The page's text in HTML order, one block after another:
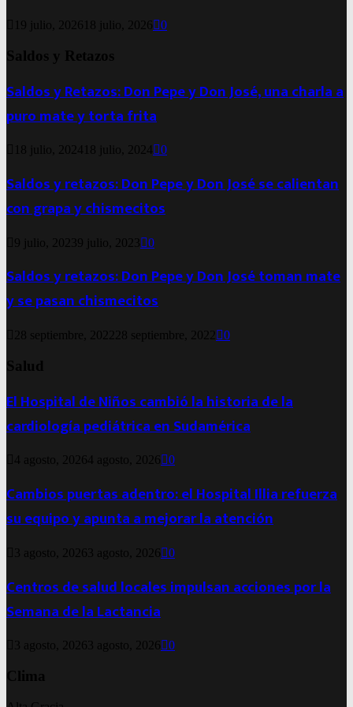
19 julio, 2026 18 julio, 2026 0
Saldos y Retazos
Saldos y Retazos: Don Pepe y Don José, una charla a
puro mate y torta frita
18 julio, 2024 18 julio, 2024 0
Saldos y retazos: Don Pepe y Don José se calientan
con grapa y chismecitos
9 julio, 20239 julio, 2023 0
Saldos y retazos: Don Pepe y Don José toman mate
y se pasan chismecitos
28 septiembre, 2022 28 septiembre, 2022 0
Salud
El Hospital de Niños cambió la historia de la
cardiología pediátrica en Sudamérica
4 agosto, 20264 agosto, 2026 0
Cambios puertas adentro: el Hospital Illia refuerza
su equipo y apunta a mejorar la atención
3 agosto, 2026 3 agosto, 2026 0
Centros de salud locales impulsan acciones por la
Semana de la Lactancia
3 agosto, 2026 3 agosto, 2026 0
Clima